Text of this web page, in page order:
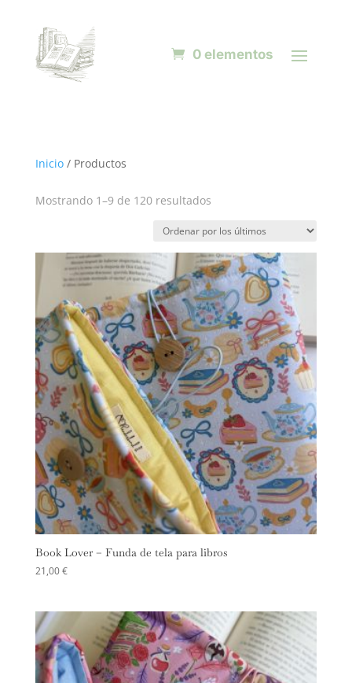
0 elementos
Inicio/ Productos
Mostrando 1–9 de 120 resultadosOrdenado
los
últimos
Book Lover – Funda de tela para libros
21,00€